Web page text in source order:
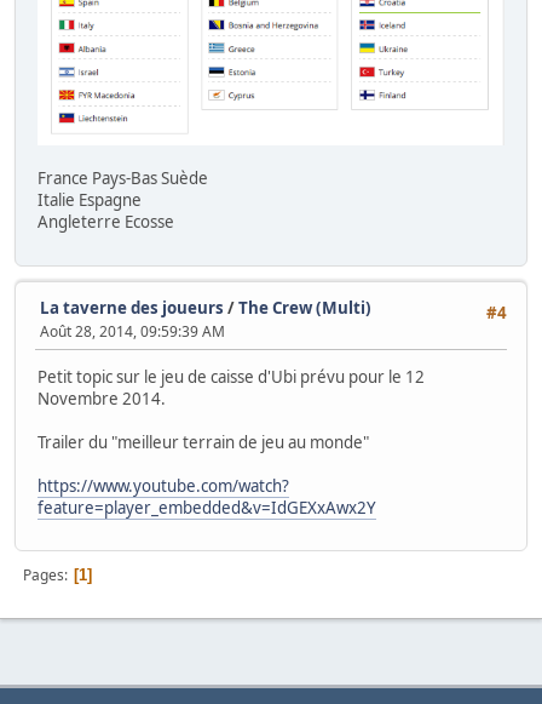
France Pays-Bas Suède
Italie Espagne
Angleterre Ecosse
#4
La taverne des joueurs /The Crew (Multi)
Août 28, 2014, 09:59:39 AM
Petit topic sur le jeu de caisse d'Ubi prévu pour le 12
Novembre 2014.
Trailer du "meilleur terrain de jeu au monde"
https://www.youtube.com/watch?
feature=player_embedded&v=IdGEXxAwx2Y
Pages 1